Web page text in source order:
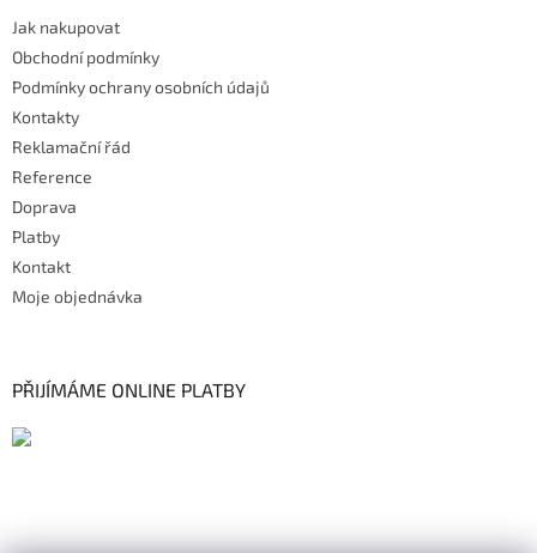
Jak nakupovat
Obchodní podmínky
Podmínky ochrany osobních údajů
Kontakty
Reklamační řád
Reference
Doprava
Platby
Kontakt
Moje objednávka
PŘIJÍMÁME ONLINE PLATBY